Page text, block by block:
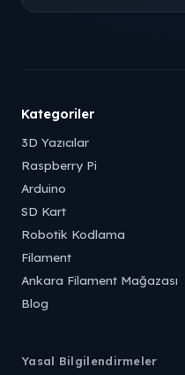
Kategoriler
3D Yazıcılar
Raspberry Pi
Arduino
SD Kart
Robotik Kodlama
Filament
Ankara Filament Mağazası
Blog
Yasal Bilgilendirmeler